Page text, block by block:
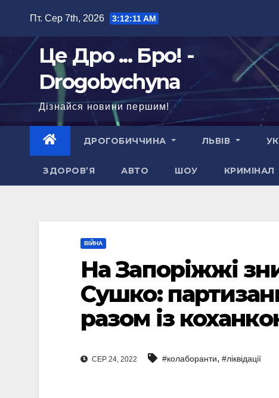
Пт. Сер 7th, 2026 3:12:12 AM
Це Дро ... Бро! -
Drogobychyna
Дізнайся новини першим!
ДРОГОБИЧЧИНА ЛЬВІВ
ЗДОРОВ’Я АВТО ШОУ КРИМІНАЛ
ВІЙНА
На Запоріжжі
Сушко:
разом із
СЕР 24, 2022 #колаборанти, #ліквідації